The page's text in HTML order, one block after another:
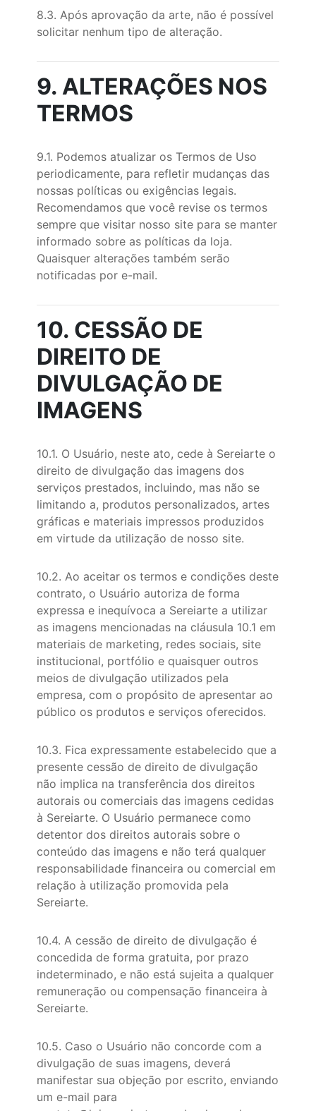
8.3. Após aprovação da arte, não é possível
solicitar nenhum tipo de alteração.
9. ALTERAÇÕES NOS
TERMOS
9.1. Podemos atualizar os Termos de Uso
periodicamente, para refletir mudanças das
nossas políticas ou exigências legais.
Recomendamos que você revise os termos
sempre que visitar nosso site para se manter
informado sobre as políticas da loja.
Quaisquer alterações também serão
notificadas por e-mail.
10. CESSÃO DE
DIREITO DE
DIVULGAÇÃO DE
IMAGENS
10.1. O Usuário, neste ato, cede à Sereiarte o
direito de divulgação das imagens dos
serviços prestados, incluindo, mas não se
limitando a, produtos personalizados, artes
gráficas e materiais impressos produzidos
em virtude da utilização de nosso site.
10.2. Ao aceitar os termos e condições deste
contrato, o Usuário autoriza de forma
expressa e inequívoca a Sereiarte a utilizar
as imagens mencionadas na cláusula 10.1 em
materiais de marketing, redes sociais, site
institucional, portfólio e quaisquer outros
meios de divulgação utilizados pela
empresa, com o propósito de apresentar ao
público os produtos e serviços oferecidos.
10.3. Fica expressamente estabelecido que a
presente cessão de direito de divulgação
não implica na transferência dos direitos
autorais ou comerciais das imagens cedidas
à Sereiarte. O Usuário permanece como
detentor dos direitos autorais sobre o
conteúdo das imagens e não terá qualquer
responsabilidade financeira ou comercial em
relação à utilização promovida pela
Sereiarte.
10.4. A cessão de direito de divulgação é
concedida de forma gratuita, por prazo
indeterminado, e não está sujeita a qualquer
remuneração ou compensação financeira à
Sereiarte.
10.5. Caso o Usuário não concorde com a
divulgação de suas imagens, deverá
manifestar sua objeção por escrito, enviando
um e-mail para